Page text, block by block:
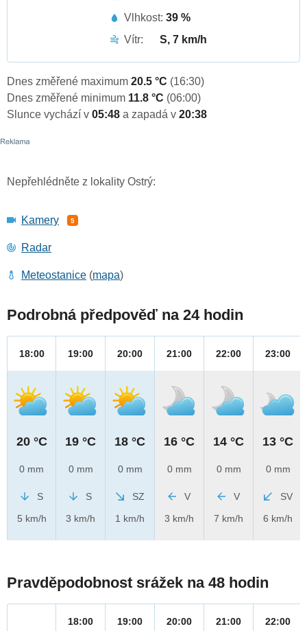
Vlhkost: 39 %
Vítr:
S, 7 km/h
Dnes změřené maximum 20.5 °C (16:30)
Dnes změřené minimum 11.8 °C (06:00)
Slunce vychází v 05:48 a zapadá v 20:38
Nepřehlédněte z lokality Ostrý:
Kamery 5
Radar
Meteostanice (mapa)
Podrobná předpověď na 24 hodin
18:00
20 °C
0 mm
S
5 km/h
19:00
19 °C
0 mm
S
3 km/h
20:00
18 °C
0 mm
SZ
1 km/h
21:00
16 °C
0 mm
V
3 km/h
22:00
14 °C
0 mm
V
7 km/h
23:00
13 °C
0 mm
SV
6 km/h
Pravděpodobnost srážek na 48 hodin
18:00
19:00
20:00
21:00
22:00